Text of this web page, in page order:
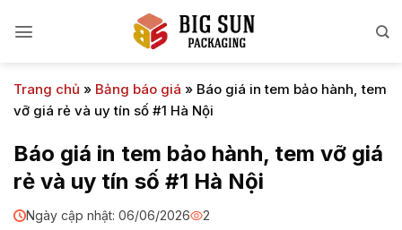
qua
Trang chủ » Bảng báo giá » Báo giá in tem bảo hành, tem
vỡ giá rẻ và uy tín số #1 Hà Nội
Báo giá in tem bảo hành, tem vỡ giá
rẻ và uy tín số #1 Hà Nội
Ngày cập nhật: 06/06/2026 2